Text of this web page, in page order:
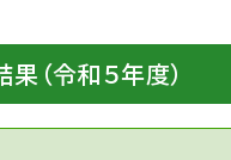
（令和５年度）